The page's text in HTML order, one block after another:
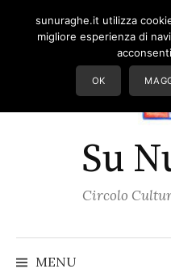
Su
Circolo
MENU
sunuraghe.it utilizza
migliore esperienza di
OK